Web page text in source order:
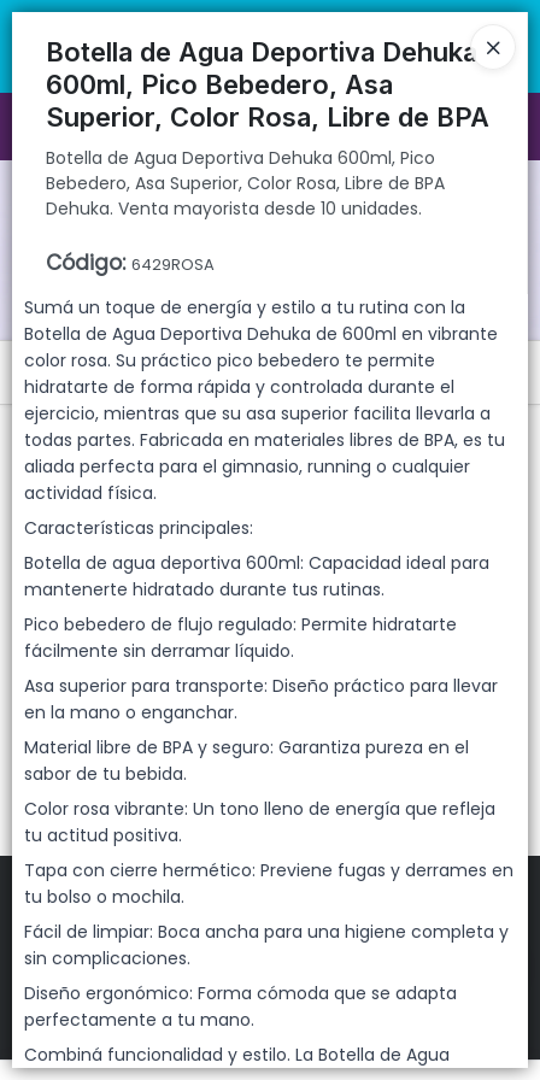
Botella de Agua Deportiva Dehuka 600ml, Pico Bebedero, Asa
unidades.Botella de Agua Deportiva Dehuka
600ml, Pico Bebedero, Asa
Superior, Color Rosa, Libre de BPA
Botella de Agua Deportiva Dehuka 600ml, Pico
Bebedero, Asa Superior, Color Rosa, Libre de BPA
Dehuka. Venta mayorista desde 10 unidades.
Código: 6429ROSA
Sumá un toque de energía y estilo a tu rutina con la
Botella de Agua Deportiva Dehuka de 600ml en vibrante
color rosa. Su práctico pico bebedero te permite
hidratarte de forma rápida y controlada durante el
ejercicio, mientras que su asa superior facilita llevarla a
todas partes. Fabricada en materiales libres de BPA, es tu
aliada perfecta para el gimnasio, running o cualquier
actividad física.
Características principales:
Botella de agua deportiva 600ml: Capacidad ideal para
mantenerte hidratado durante tus rutinas.
Pico bebedero de flujo regulado: Permite hidratarte
fácilmente sin derramar líquido.
Asa superior para transporte: Diseño práctico para llevar
en la mano o enganchar.
Material libre de BPA y seguro: Garantiza pureza en el
sabor de tu bebida.
Color rosa vibrante: Un tono lleno de energía que refleja
tu actitud positiva.
Tapa con cierre hermético: Previene fugas y derrames en
tu bolso o mochila.
Fácil de limpiar: Boca ancha para una higiene completa y
sin complicaciones.
Diseño ergonómico: Forma cómoda que se adapta
perfectamente a tu mano.
Combiná funcionalidad y estilo. La Botella de Agua
directa | 📦 Comprá mayorista desde 10 unidades. ¡Registrate y
accedé a precios exclusivos!
Ingresar a la Tienda
CÓMO COMPRAR
QUIÉNES SOMOS
GARANTIAS
CONTACTO
Menú
Botella de Agua Deportiva Dehuka 600ml, Pico Bebedero, Asa
Superior, Color Rosa, Libre de BPA Dehuka. Venta mayorista desde 10
unidades.
Lista vacía
Defensa de las y los consumidores. Para reclamosingresá acá.